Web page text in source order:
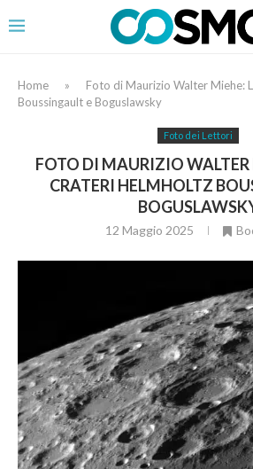
Home »
Foto di Maurizio Walter Miehe:
Boussingault e Boguslawsky
Foto dei Lettori
FOTO DI MAURIZIO WALTER
CRATERI HELMHOLTZ
12 Maggio 2025